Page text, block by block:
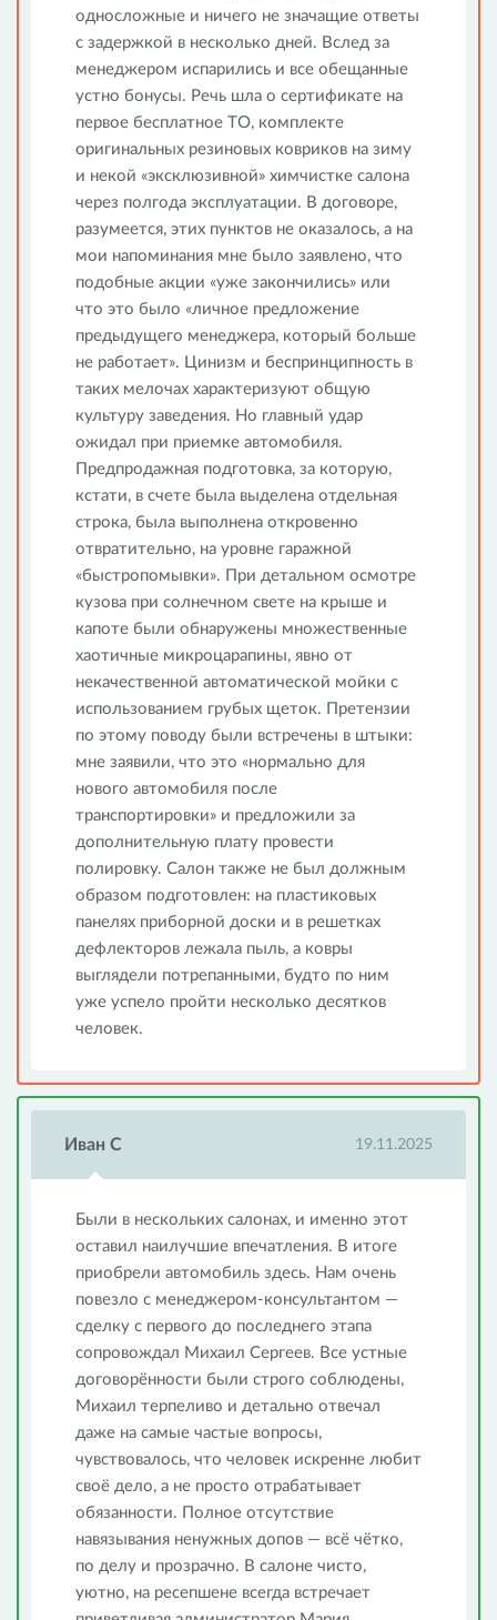
односложные и ничего не значащие ответы
с задержкой в несколько дней. Вслед за
менеджером испарились и все обещанные
устно бонусы. Речь шла о сертификате на
первое бесплатное ТО, комплекте
оригинальных резиновых ковриков на зиму
и некой «эксклюзивной» химчистке салона
через полгода эксплуатации. В договоре,
разумеется, этих пунктов не оказалось, а на
мои напоминания мне было заявлено, что
подобные акции «уже закончились» или
что это было «личное предложение
предыдущего менеджера, который больше
не работает». Цинизм и беспринципность в
таких мелочах характеризуют общую
культуру заведения. Но главный удар
ожидал при приемке автомобиля.
Предпродажная подготовка, за которую,
кстати, в счете была выделена отдельная
строка, была выполнена откровенно
отвратительно, на уровне гаражной
«быстропомывки». При детальном осмотре
кузова при солнечном свете на крыше и
капоте были обнаружены множественные
хаотичные микроцарапины, явно от
некачественной автоматической мойки с
использованием грубых щеток. Претензии
по этому поводу были встречены в штыки:
мне заявили, что это «нормально для
нового автомобиля после
транспортировки» и предложили за
дополнительную плату провести
полировку. Салон также не был должным
образом подготовлен: на пластиковых
панелях приборной доски и в решетках
дефлекторов лежала пыль, а ковры
выглядели потрепанными, будто по ним
уже успело пройти несколько десятков
человек.
Иван С 19.11.2025
Были в нескольких салонах, и именно этот
оставил наилучшие впечатления. В итоге
приобрели автомобиль здесь. Нам очень
повезло с менеджером-консультантом —
сделку с первого до последнего этапа
сопровождал Михаил Сергеев. Все устные
договорённости были строго соблюдены,
Михаил терпеливо и детально отвечал
даже на самые частые вопросы,
чувствовалось, что человек искренне любит
своё дело, а не просто отрабатывает
обязанности. Полное отсутствие
навязывания ненужных допов — всё чётко,
по делу и прозрачно. В салоне чисто,
уютно, на ресепшене всегда встречает